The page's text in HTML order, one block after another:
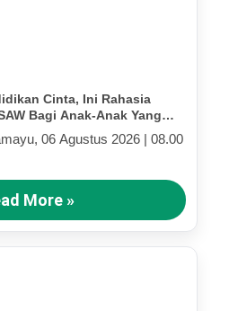
Cinta, Ini Rahasia
Bagi Anak-Anak Yang
06 Agustus 2026 | 08.00
More »